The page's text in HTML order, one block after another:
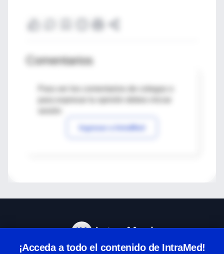
Comentarios
Para ver los comentarios de colegas o
Ingresar a IntraMed
¡Acceda a todo el contenido de IntraMed!